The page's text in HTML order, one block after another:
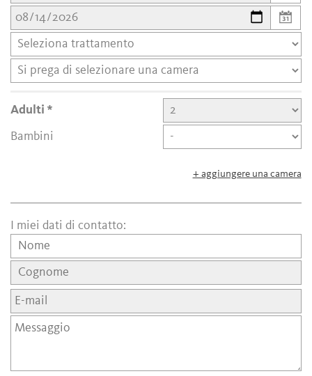
Adulti
Bambini
+ aggiungere una camera
I miei dati di contatto: